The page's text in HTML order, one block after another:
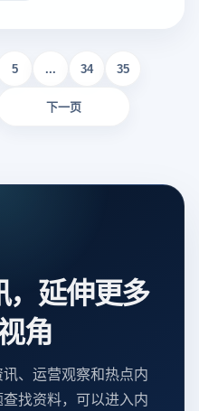
5 ... 34 35
下一页
延伸更多
角
、运营观察和热点内
找资料，可以进入内